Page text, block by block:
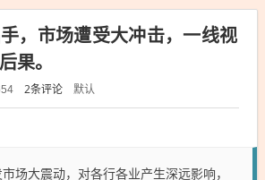
，市场遭受大冲击，一线视
果。
2条评论 默认
场大震动，对各行各业产生深远影响，